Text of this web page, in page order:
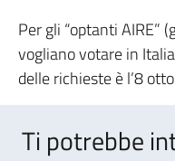
Per gli “optanti AIRE”
vogliano votare in
delle richieste è l’8
Ti potrebbe